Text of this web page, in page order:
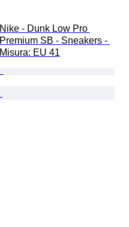
Nike - Dunk Low Pro
Premium SB - Sneakers -
Misura: EU 41